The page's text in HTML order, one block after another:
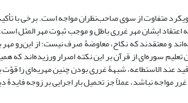
متفاوت از سوی صاحب‌نظران مواجه است. برخی با
اعتقاد ایشان مهر غرری باطل و موجب ثبوت مهر المثل
و معتقدند که نکاح، معاوضۀ صرف نیست؛ از این‌رو
سوره‌ای از قرآن بر این نکته اصرار ورزیده‌اند که
عند الاستطاعه، شبهۀ غرری بودن چنین مهریه‌ای را
مواجه نباشد، عملاً جز تحمیل بار اجرایی بر زوجه